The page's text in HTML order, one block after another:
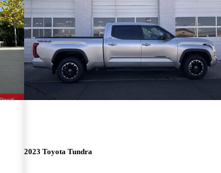
2023 Toyota Tundra